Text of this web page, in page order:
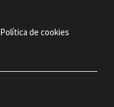
Política de cookies